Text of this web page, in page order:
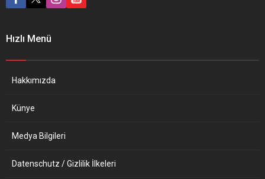
edilebilmesi için ulusal
Konseyi’nin insan
nasıl uygulandığının
kaçakçılığı...
Hızlı Menü
Hakkımızda
Künye
Medya Bilgileri
Datenschutz / Gizlilik İlkeleri